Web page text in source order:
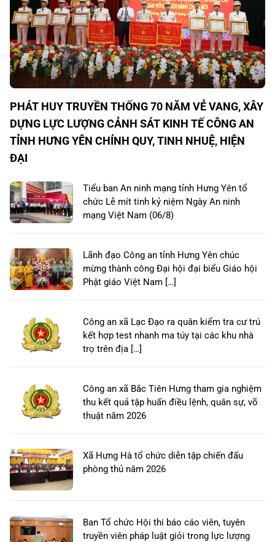
PHÁT HUY TRUYỀN THỐNG 70 NĂM VẺ VANG, XÂY
DỰNG LỰC LƯỢNG CẢNH SÁT KINH TẾ CÔNG AN
TỈNH HƯNG YÊN CHÍNH QUY, TINH NHUỆ, HIỆN
ĐẠI
Tiểu ban An ninh mạng tỉnh Hưng Yên tổ
chức Lễ mít tinh kỷ niệm Ngày An ninh
mạng Việt Nam (06/8)
Lãnh đạo Công an tỉnh Hưng Yên chúc
mừng thành công Đại hội đại biểu Giáo hội
Phật giáo Việt Nam […]
Công an xã Lạc Đạo ra quân kiểm tra cư trú
kết hợp test nhanh ma túy tại các khu nhà
trọ trên địa […]
Công an xã Bắc Tiên Hưng tham gia nghiệm
thu kết quả tập huấn điều lệnh, quân sự, võ
thuật năm 2026
Xã Hưng Hà tổ chức diễn tập chiến đấu
phòng thủ năm 2026
Ban Tổ chức Hội thi báo cáo viên, tuyên
truyền viên pháp luật giỏi trong lực lượng